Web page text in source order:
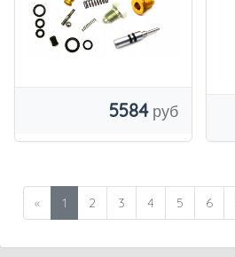
5584
« 1 2 3 4 5 6